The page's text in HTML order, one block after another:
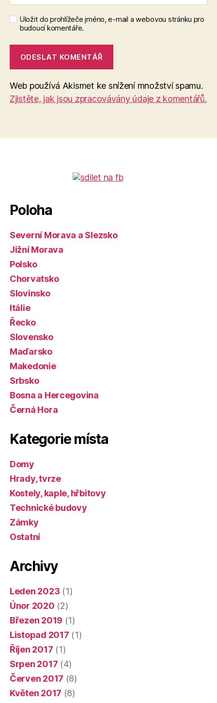
Uložit do prohlížeče jméno, e-mail a webovou stránku pro
budoucí komentáře.
Web používá Akismet ke snížení množství spamu.
Zjistěte, jak jsou zpracovávány údaje z komentářů.
Poloha
Severní Morava a Slezsko
Jižní Morava
Polsko
Chorvatsko
Slovinsko
Itálie
Řecko
Slovensko
Maďarsko
Makedonie
Srbsko
Bosna a Hercegovina
Černá Hora
Kategorie místa
Domy
Hrady, tvrze
Kostely, kaple, hřbitovy
Technické budovy
Zámky
Ostatní
Archivy
Leden 2023 (1)
Únor 2020 (2)
Březen 2019 (1)
Listopad 2017 (1)
Říjen 2017 (1)
Srpen 2017 (4)
Červen 2017 (8)
Květen 2017 (8)